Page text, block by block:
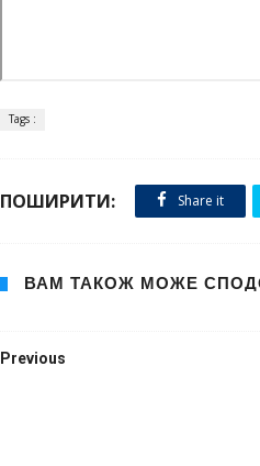
Tags :
ПОШИРИТИ: Share it
ВАМ ТАКОЖ МОЖЕ
Previous